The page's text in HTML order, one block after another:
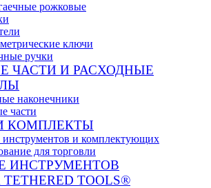
рожковые
ключи
ручки
ЧАСТИ И РАСХОДНЫЕ
наконечники
части
КОМПЛЕКТЫ
и комплектующих
для торговли
ИНС­ТРУ­МЕН­ТОВ
TOOLS®